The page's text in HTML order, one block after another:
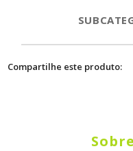
Compartilhe este produto: